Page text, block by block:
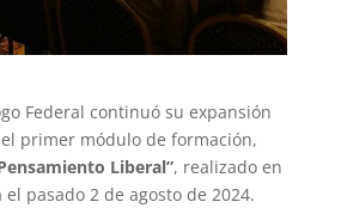
Federal continuó su expansión
primer módulo de formación,
Liberal”, realizado en
pasado 2 de agosto de 2024.